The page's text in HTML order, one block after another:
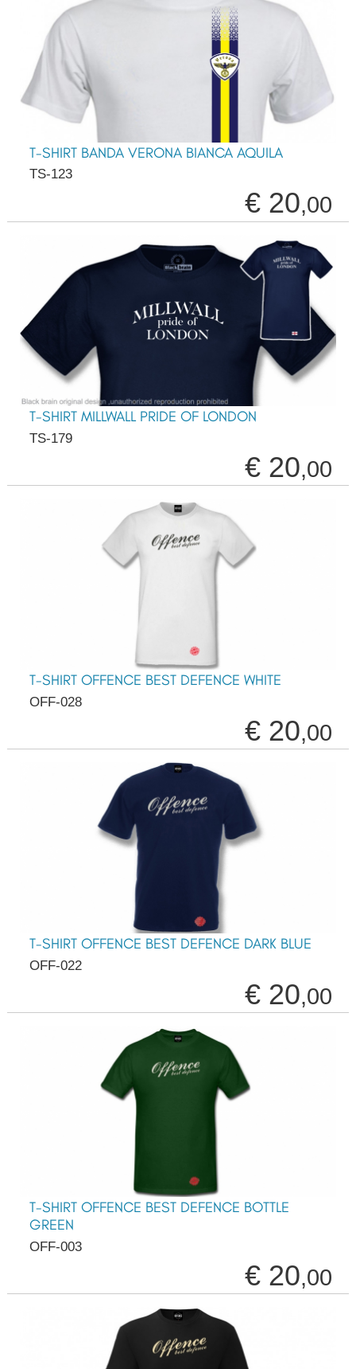
T-SHIRT BANDA VERONA BIANCA AQUILA
TS-123
€ 20,00
T-SHIRT MILLWALL PRIDE OF LONDON
TS-179
€ 20,00
T-SHIRT OFFENCE BEST DEFENCE WHITE
OFF-028
€ 20,00
T-SHIRT OFFENCE BEST DEFENCE DARK BLUE
OFF-022
€ 20,00
T-SHIRT OFFENCE BEST DEFENCE BOTTLE
GREEN
OFF-003
€ 20,00